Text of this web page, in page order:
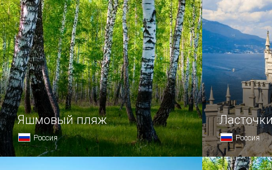
Яшмовый пляж
Россия Россия